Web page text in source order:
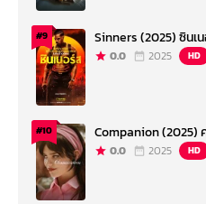
#9 Sinners (2025) ซินเ
0.0 2025 HD
#10 Companion (2025)
0.0 2025 HD